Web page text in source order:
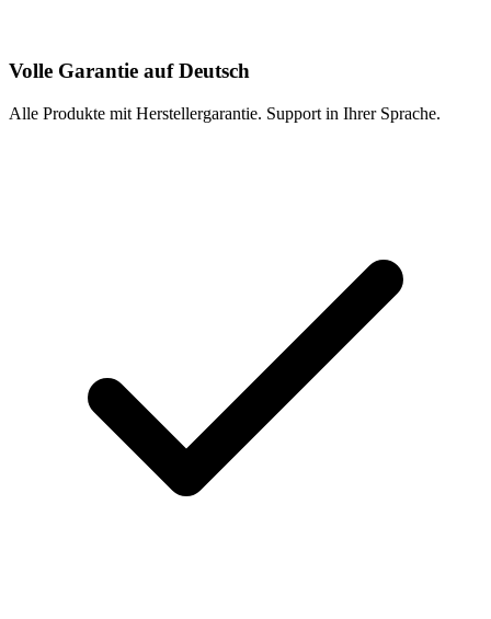
Volle Garantie auf Deutsch
Alle Produkte mit Herstellergarantie. Support in Ihrer Sprache.